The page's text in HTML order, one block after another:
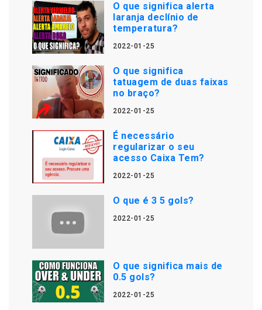
O que significa alerta
laranja declínio de
temperatura?
2022-01-25
O que significa
tatuagem de duas faixas
no braço?
2022-01-25
É necessário
regularizar o seu
acesso Caixa Tem?
2022-01-25
O que é 3 5 gols?
2022-01-25
O que significa mais de
0.5 gols?
2022-01-25